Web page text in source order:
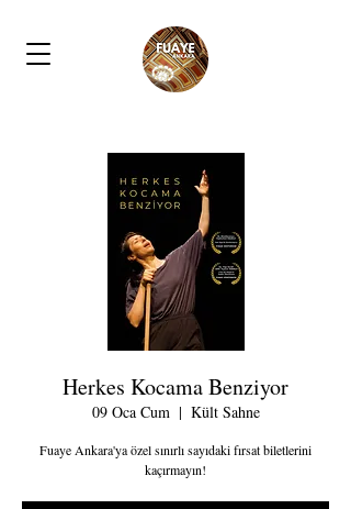
Herkes Kocama Benziyor
09 Oca Cum
  |
Kült Sahne
Fuaye Ankara'ya özel sınırlı sayıdaki fırsat biletlerini
kaçırmayın!